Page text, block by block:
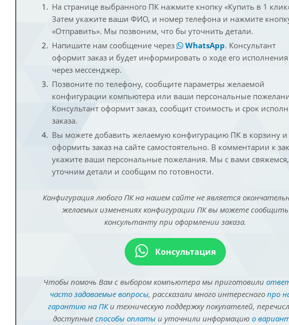
На странице выбранного ПК нажмите кнопку «Купить в 1
Затем укажите ваши ФИО, и номер телефона и нажмите
«Отправить». Мы позвоним, что бы уточнить детали.
Напишите нам сообщение через
WhatsApp. Консультант
оформит заказ и будет информировать о ходе его исполнения
через мессенджер.
Позвоните по телефону, сообщите параметры желаемой
конфигурации компьютера или ваши персональные
Консультант оформит заказ, сообщит стоимость и срок
заказа.
Вы можете добавить желаемую конфигурацию ПК в корзину и
оформить заказ на сайте самостоятельно. В комментарии к
укажите ваши персональные пожелания. Мы с вами свяжемся,
уточним детали и сообщим по готовности.
Конфигурация любого ПК на нашем сайте не является
желаемых изменениях конфигурации ПК вы можете сообщить
консультанту при оформлении заказа.
Консультация
Чтобы помочь Вам с выбором компьютера мы приготовили
часто задаваемые вопросы, рассказали много интересного про
гарантию на ПКи техническую поддержку покупателей,
доступные способы оплатыи уточнили информацию о